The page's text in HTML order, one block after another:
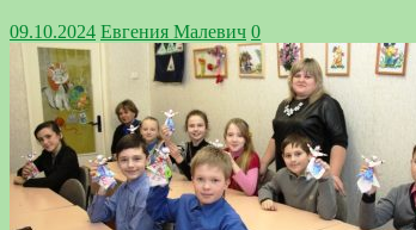
09.10.2024 Евгения Малевич 0